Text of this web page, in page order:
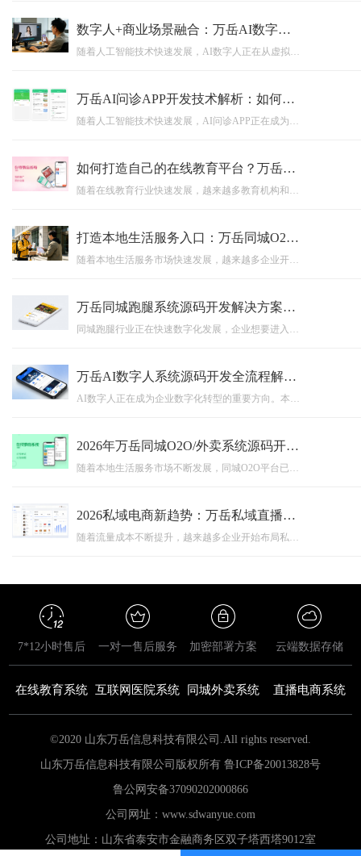
数字人+商业场景融合：万岳AI数字人系统源码如何帮助企业提升运营效率？
万岳AI问诊APP开发技术解析：如何打造智能医疗服务平台？
如何打造自己的在线教育平台？万岳教育培训系统源码商业模式解析
打造本地生活服务入口：万岳同城O2O系统开发助力企业布局同城市场
万岳同城跑腿系统源码开发解决方案：支持APP、小程序、多端运营的平台搭建模式
万岳AI数字人系统源码开发全流程解析：打造企业24小时智能员工的新方案
2026年万岳同城O2O/外卖系统源码开发趋势：如何打造本地生活服务平台？
2026私域电商新趋势：万岳私域直播系统源码如何助力企业搭建自主销售平台？
7*12小时售后 一对一售后服务 加密部署方案 云端数据存储
在线教育系统 互联网医院系统 同城外卖系统 直播电商系统
©2020 山东万岳信息科技有限公司.All rights reserved.
山东万岳信息科技有限公司版权所有 鲁ICP备20013828号
鲁公网安备37090202000866
公司网址：www.sdwanyue.com
公司地址：山东省泰安市金融商务区双子塔西塔9012室